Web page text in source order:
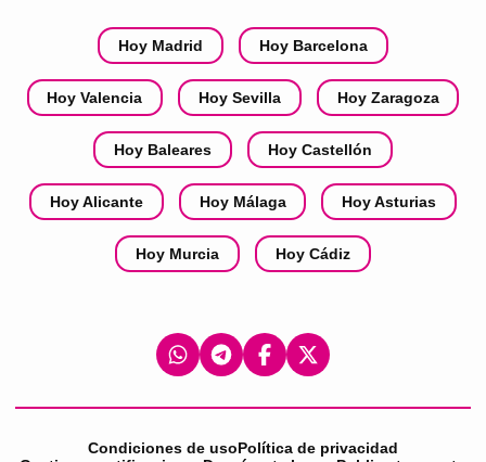
Hoy Madrid Hoy Barcelona
Hoy Valencia Hoy Sevilla Hoy Zaragoza
Hoy Baleares Hoy Castellón
Hoy Alicante Hoy Málaga Hoy Asturias
Hoy Murcia Hoy Cádiz
Condiciones de usoPolítica de privacidad